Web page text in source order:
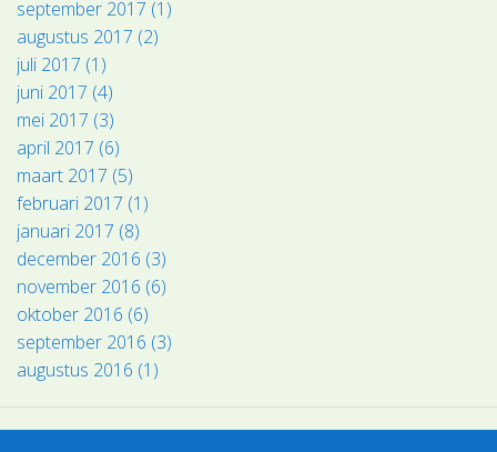
september 2017 (1)
augustus 2017 (2)
juli 2017 (1)
juni 2017 (4)
mei 2017 (3)
april 2017 (6)
maart 2017 (5)
februari 2017 (1)
januari 2017 (8)
december 2016 (3)
november 2016 (6)
oktober 2016 (6)
september 2016 (3)
augustus 2016 (1)